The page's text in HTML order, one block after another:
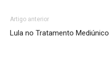
Artigo anterior
Lula no Tratamento Mediúnico